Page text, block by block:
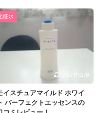
はポンプヘッドに交換
オススメ！ 28歳の主
婦です。肌質は乾燥肌で
す。 以前は同じ無印良品
いましたが、なんとなく
ンネリが続いていたの
、オイルを使っている
少しですが毛穴の詰ま
んな肌カラーの人にも
染みやすいピュアレッ
ドのクリームチークで
す。 クリームチークなの
というお得なコスメで
。 リップとしてもチー
としても活躍してくれ
、ヴィセ リシェ リッ
粧水
2021/12/6
イスチュアマイルド ホワイ
パーフェクトエッセンスの